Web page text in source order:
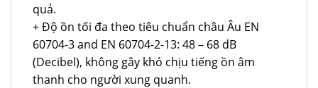
quả.
+ Độ ồn tối đa theo tiêu chuẩn châu Âu EN
60704-3 and EN 60704-2-13: 48 – 68 dB
(Decibel), không gây khó chịu tiếng ồn âm
thanh cho người xung quanh.